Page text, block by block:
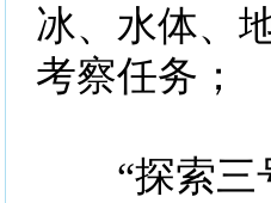
冰、水体、
考察任务；
“探索三号